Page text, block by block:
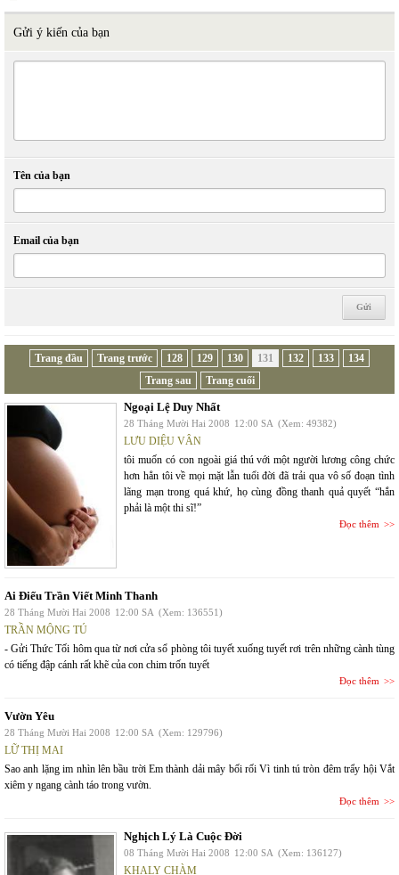
Gửi ý kiến của bạn
Tên của bạn
Email của bạn
Trang đầu Trang trước 128 129 130 131 132 133
134
Trang sau
Trang cuối
Ngoại Lệ Duy Nhất
28 Tháng Mười Hai 2008 12:00 SA (Xem: 49382)
LƯU DIỆU VÂN
tôi muốn có con ngoài giá thú với một người lương công chức
hơn hẳn tôi về mọi mặt lẫn tuổi đời đã trải qua vô số đoạn tình
lãng mạn trong quá khứ, họ cùng đồng thanh quả quyết “hắn
phải là một thi sĩ!”
Đọc thêm
Ai Điếu Trần Viết Minh Thanh
28 Tháng Mười Hai 2008 12:00 SA (Xem: 136551)
TRẦN MỘNG TÚ
- Gửi Thức Tối hôm qua từ nơi cửa sổ phòng tôi tuyết xuống tuyết rơi trên những cành tùng
có tiếng đập cánh rất khẽ của con chim trốn tuyết
Đọc thêm
Vườn Yêu
28 Tháng Mười Hai 2008 12:00 SA (Xem: 129796)
LỮ THỊ MAI
Sao anh lặng im nhìn lên bầu trời Em thành dải mây bối rối Vì tinh tú tròn đêm trẩy hội Vắt
xiêm y ngang cành táo trong vườn.
Đọc thêm
Nghịch Lý Là Cuộc Đời
08 Tháng Mười Hai 2008 12:00 SA (Xem: 136127)
KHALY CHÀM